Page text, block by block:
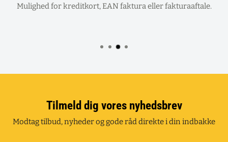
Mulighed for kreditkort, EAN faktura eller fakturaaftale.
Tilmeld dig vores nyhedsbrev
Modtag tilbud, nyheder og gode råd direkte i din indbakke